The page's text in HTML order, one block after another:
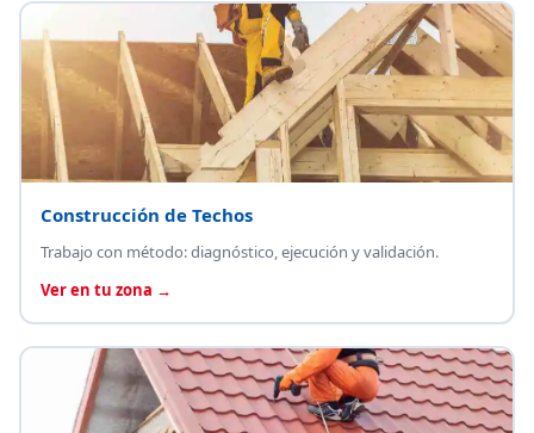
Construcción de Techos
Trabajo con método: diagnóstico, ejecución y validación.
Ver en tu zona →